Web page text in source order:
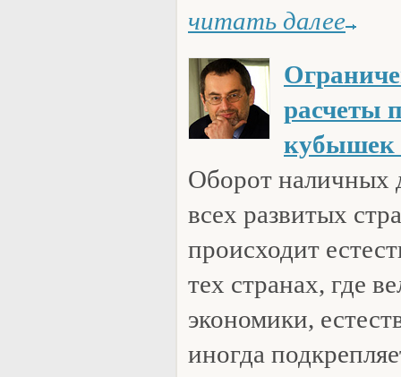
читать далее
расчеты
кубышек
Оборот наличных
всех развитых
происходит
тех странах, где
экономики,
иногда